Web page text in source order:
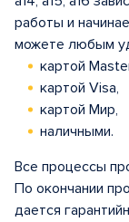
работы и
можете любым
картой
картой Visa,
картой Мир,
наличными.
Все процессы
По окончании
дается